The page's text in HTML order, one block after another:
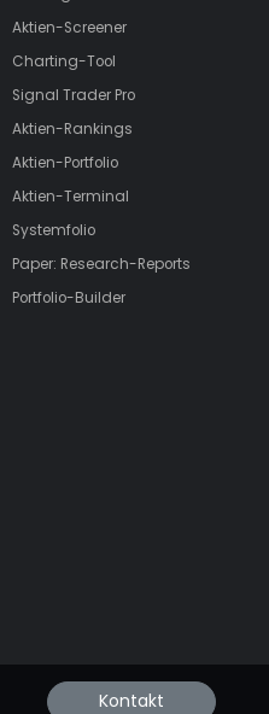
Aktien-Screener
Charting-Tool
Signal Trader Pro
Aktien-Rankings
Aktien-Portfolio
Aktien-Terminal
Systemfolio
Paper: Research-Reports
Portfolio-Builder
Kontakt